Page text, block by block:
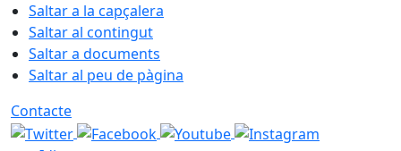
Saltar a la capçalera
Saltar al contingut
Saltar a documents
Saltar al peu de pàgina
Contacte